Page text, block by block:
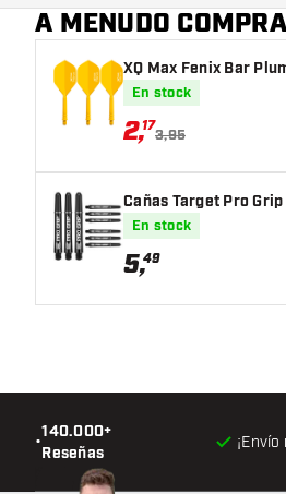
A MENUDO
XQ Max Fenix Bar
En stock
2,17
3,95
Cañas Target Pro
En stock
5,49
•
140.000+
Reseñas